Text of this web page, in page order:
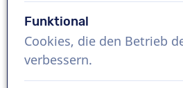
US$ 369,95
Imagefilm , 1 - 250 Wörter
Funktional
Cookies, die den Betrieb
verbessern.